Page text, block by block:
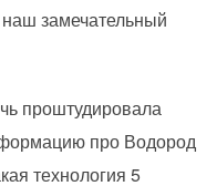
замечательный
проштудировала
про Водород
технология 5